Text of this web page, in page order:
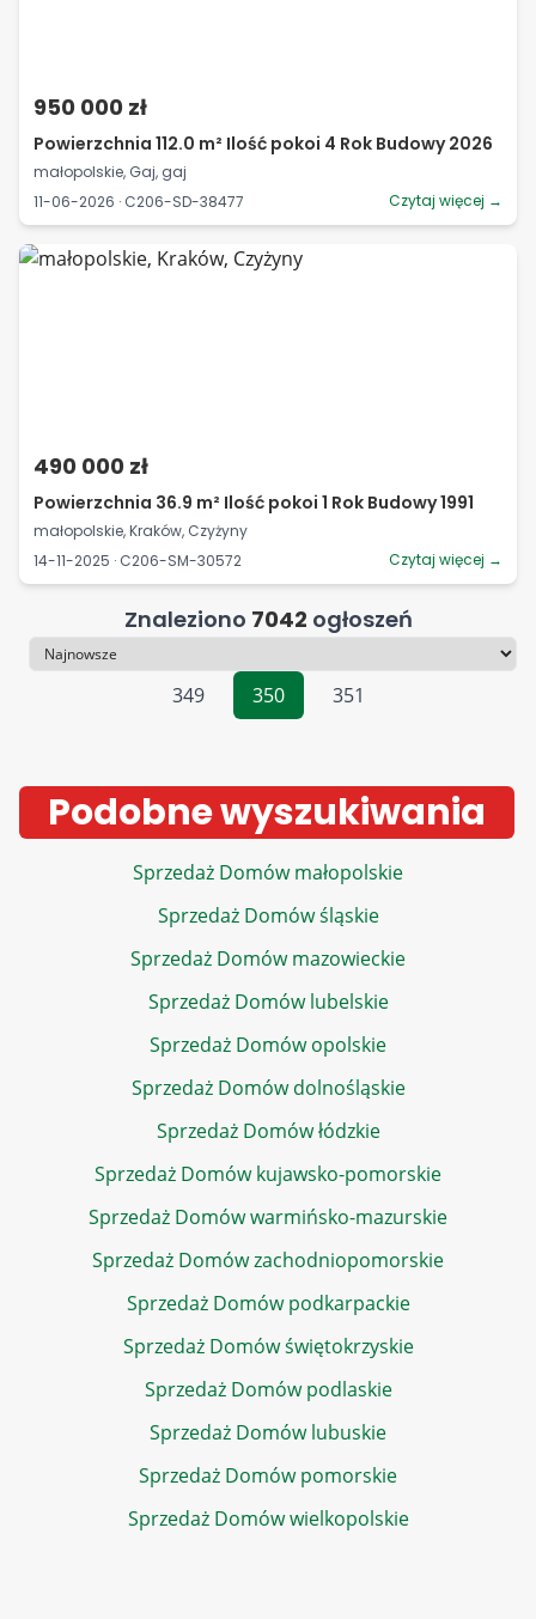
950 000 zł
Powierzchnia 112.0 m² Ilość pokoi 4 Rok Budowy 2026
małopolskie, Gaj, gaj
11-06-2026 · C206-SD-38477
Czytaj więcej →
490 000 zł
Powierzchnia 36.9 m² Ilość pokoi 1 Rok Budowy 1991
małopolskie, Kraków, Czyżyny
14-11-2025 · C206-SM-30572
Czytaj więcej →
Znaleziono 7042 ogłoszeń
Sortowanie
349
350 351
Podobne wyszukiwania
Sprzedaż Domów małopolskie
Sprzedaż Domów śląskie
Sprzedaż Domów mazowieckie
Sprzedaż Domów lubelskie
Sprzedaż Domów opolskie
Sprzedaż Domów dolnośląskie
Sprzedaż Domów łódzkie
Sprzedaż Domów kujawsko-pomorskie
Sprzedaż Domów warmińsko-mazurskie
Sprzedaż Domów zachodniopomorskie
Sprzedaż Domów podkarpackie
Sprzedaż Domów świętokrzyskie
Sprzedaż Domów podlaskie
Sprzedaż Domów lubuskie
Sprzedaż Domów pomorskie
Sprzedaż Domów wielkopolskie